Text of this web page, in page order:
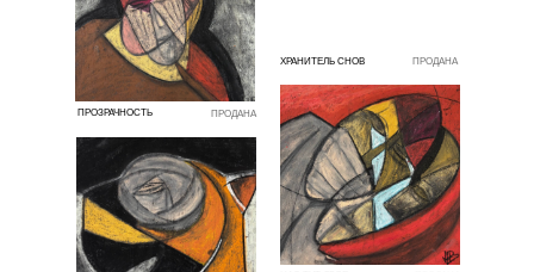
ПРОЗРАЧНОСТЬ
ПРОДАНА
ХРАНИТЕЛЬ СНОВ
ПРОДАНА